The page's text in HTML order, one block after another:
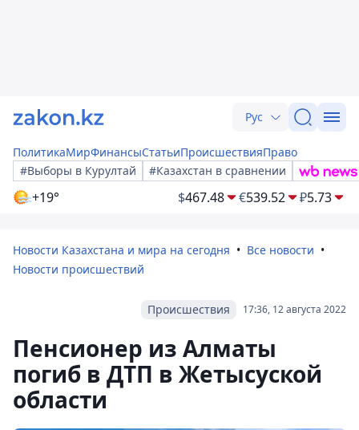
Рус
ПолитикаМирФинансыСтатьиПроисшествияПраво
#Выборы в Курултай
#Казахстан в сравнении
+19° $467.48 €539.52 ₽5.73
Новости Казахстана и мира на сегодня
Все новости
Новости происшествий
17:36, 12 августа 2022
Происшествия
Пенсионер из Алматы
погиб в ДТП в Жетысуской
области